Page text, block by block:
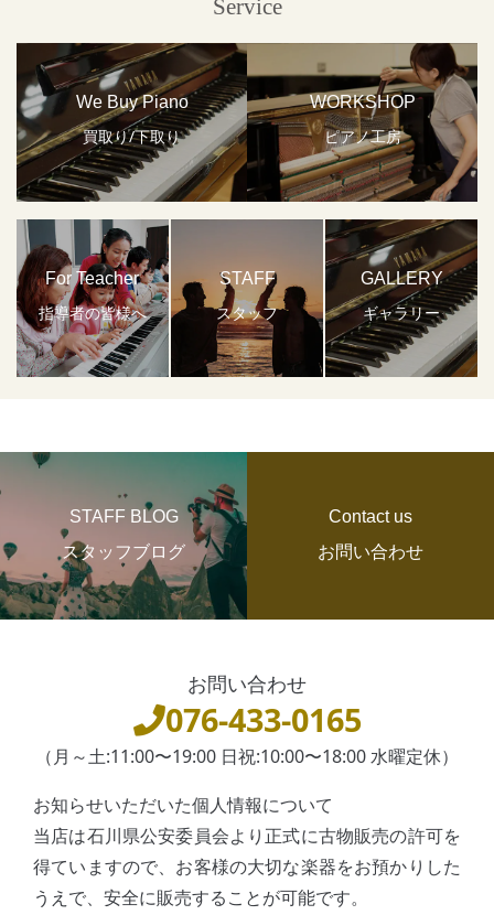
Service
We Buy Piano
買取り/下取り
WORKSHOP
ピアノ工房
For Teacher
指導者の皆様へ
STAFF
スタッフ
GALLERY
ギャラリー
STAFF BLOG
スタッフブログ
Contact us
お問い合わせ
お問い合わせ
076-433-0165
（月～土:11:00〜19:00 日祝:10:00〜18:00 水曜定休）
お知らせいただいた個人情報について
当店は石川県公安委員会より正式に古物販売の許可を
得ていますので、お客様の大切な楽器をお預かりした
うえで、安全に販売することが可能です。